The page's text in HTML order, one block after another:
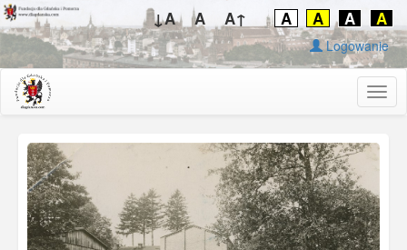
↓A A A↑ A A A A
Logowanie